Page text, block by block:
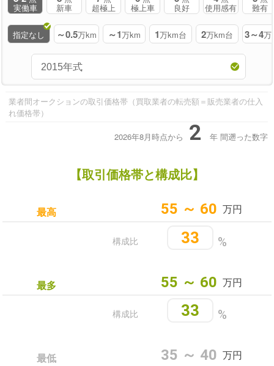
実働車 新車 超極上 極上車 良好 使用感有 難有
指定なし ～0.5万km ～1万km 1万km台 2万km台 3～4万
業者間オークションの取引価格帯（買取業者の転売額＝販売業者の仕入
れ価格帯）
2026年8月時点から 2 年 間遡った数字
【取引価格帯と構成比】
最高 55 ～ 60 万円
%
33
構成比
最多 55 ～ 60 万円
%
33
構成比
最低 35 ～ 40 万円